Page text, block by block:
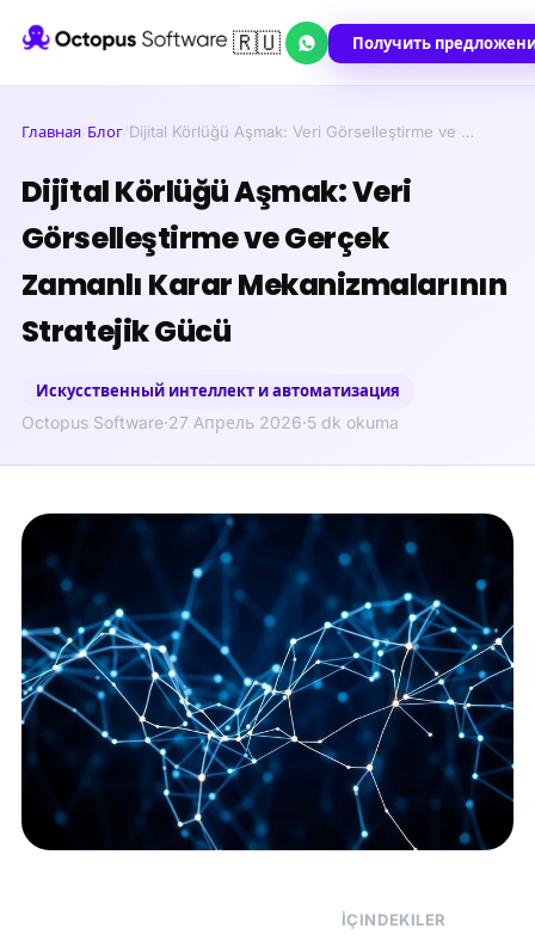
🇷🇺 Получить
Главная/Блог/Dijital Körlüğü Aşmak: Veri Görselleştirme ve …
Dijital Körlüğü Aşmak: Veri
Görselleştirme ve Gerçek
Zamanlı Karar Mekanizmalarının
Stratejik Gücü
Искусственный интеллект и автоматизация
Octopus Software·27 Апрель 2026·5 dk okuma
İÇINDEKILER